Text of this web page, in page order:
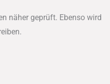
näher geprüft. Ebenso wird